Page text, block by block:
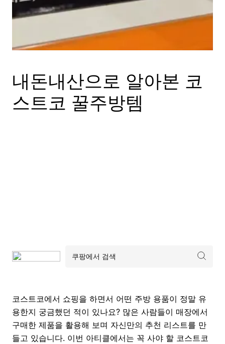
내돈내산으로 알아본 코
스트코 꿀주방템
코스트코에서 쇼핑을 하면서 어떤 주방 용품이 정말 유
용한지 궁금했던 적이 있나요? 많은 사람들이 매장에서
구매한 제품을 활용해 보며 자신만의 추천 리스트를 만
들고 있습니다. 이번 아티클에서는 꼭 사야 할 코스트코